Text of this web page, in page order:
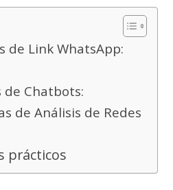
de Link WhatsApp:
de Chatbots:
de Análisis de Redes
prácticos